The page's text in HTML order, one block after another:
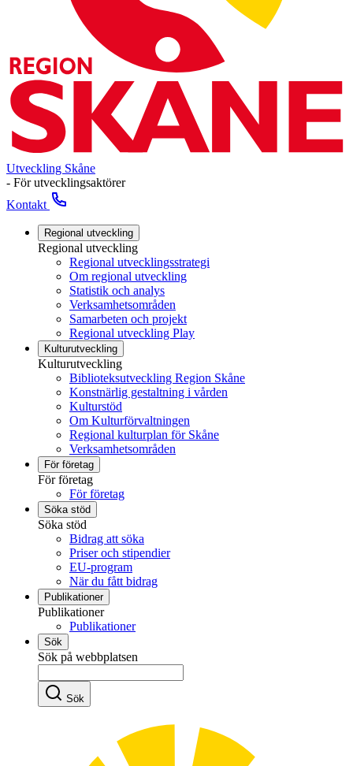
Utveckling Skåne
- För utvecklingsaktörer
Kontakt
Regional utveckling
Regional utveckling
Regional utvecklingsstrategi
Om regional utveckling
Statistik och analys
Verksamhetsområden
Samarbeten och projekt
Regional utveckling Play
Kulturutveckling
Kulturutveckling
Biblioteksutveckling Region Skåne
Konstnärlig gestaltning i vården
Kulturstöd
Om Kulturförvaltningen
Regional kulturplan för Skåne
Verksamhetsområden
För företag
För företag
För företag
Söka stöd
Söka stöd
Bidrag att söka
Priser och stipendier
EU-program
När du fått bidrag
Publikationer
Publikationer
Publikationer
Sök
Sök på webbplatsen
Sök